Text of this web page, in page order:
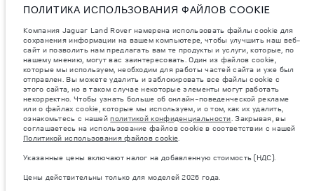
комплектации. Аксессуары и другие элементы, установленные после
процесса производства автомобиля, влияют на полезную нагрузку.
максимальные нагрузки на оси не были превышены, когда к массе
самого автомобиля добавляется совокупный вес установленных
аксессуаров, пассажиров, рабочих жидкостей, топлива, а также
полезная нагрузка.
важное примечание в отношений изображений и спецификаций.В
настоящее время в мире наблюдается дефицит полупроводников,
который оказывает влияние на спецификации производимых
транспортных средств, доступность опционального оборудования и
сроки производства. Ситуация меняется очень быстро. Поэтому
используемые на сайте изображения могут не в полной мере
соответствовать доступным особенностям, опциям, комплектациям и
цветовым схемам автомобилей. Подробную информацию о
Цены действительны только для моделей 2026 года.
ПОЛИТИКА ИСПОЛЬЗОВАНИЯ ФАЙЛОВ COOKIE
Компания Jaguar Land Rover намерена использовать файлы cookie для
сохранения информации на вашем компьютере, чтобы улучшить наш веб-
сайт и позволить нам предлагать вам те продукты и услуги, которые, по
нашему мнению, могут вас заинтересовать. Один из файлов cookie,
которые мы используем, необходим для работы частей сайта и уже был
отправлен. Вы можете удалить и заблокировать все файлы cookie с
этого сайта, но в таком случае некоторые элементы могут работать
некорректно. Чтобы узнать больше об онлайн-поведенческой рекламе
или о файлах cookie, которые мы используем, и о том, как их удалить,
ознакомьтесь с нашейполитикой конфиденциальности. Закрывая, вы
соглашаетесь на использование файлов cookie в соответствии с нашей
Политикой использования файлов cookie.
Указанные цены включают налог на добавленную стоимость (НДС).
Цены действительны только для моделей 2026 года.